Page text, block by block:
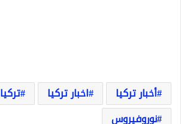
أخبار تركيا اخبار تركيا تركيا
نوروفيروس